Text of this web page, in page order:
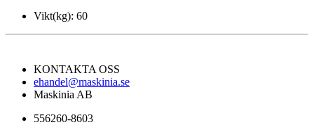
Vikt(kg): 60
KONTAKTA OSS
ehandel@maskinia.se
Maskinia AB
556260-8603